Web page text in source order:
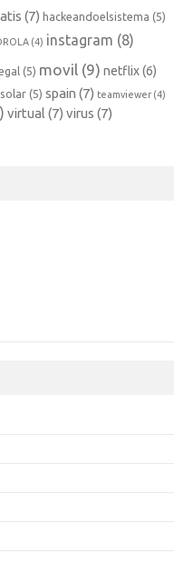
(7) hackeandoelsistema (5)
(4) instagram (8)
(5) movil (9) netflix(6)
solar (5) spain (7) teamviewer (4)
virtual (7) virus (7)